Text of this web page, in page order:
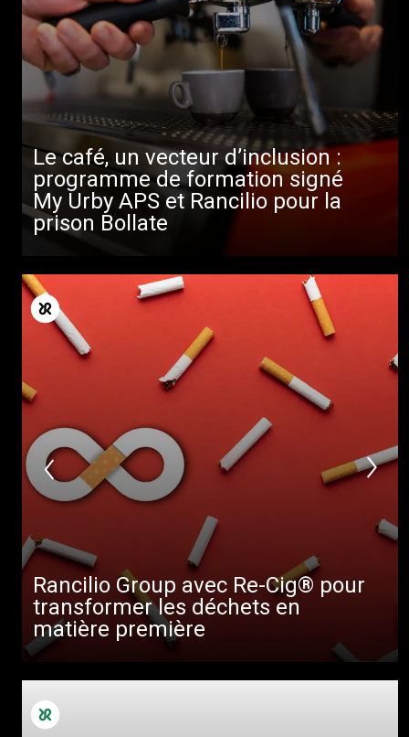
Le café, un vecteur d’inclusion :
programme de formation signé
My Urby APS et Rancilio pour la
prison Bollate
Rancilio Group avec Re-Cig® pour
transformer les déchets en
matière première